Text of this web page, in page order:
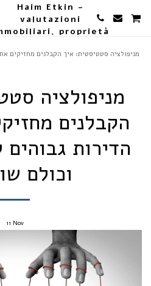
Haim Etkin -
valutazioni
proprietà
מניפולציה סטטיסטית: איך הקבלנים מחזיקים
מניפולציה
הקבלנים
הדירות
וכולם
11 Nov